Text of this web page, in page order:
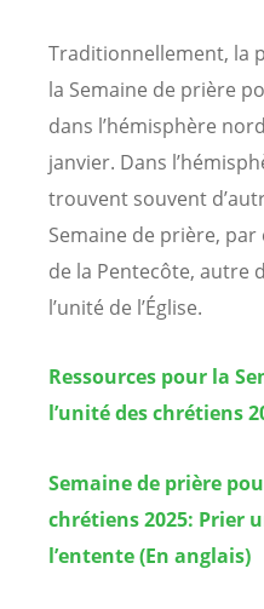
Traditionnellement, la
la Semaine de prière
dans l’hémisphère
janvier. Dans
trouvent souvent
Semaine de prière,
de la Pentecôte, autre
l’unité de l’Église.
Ressources pour la
l’unité des chrétiens
Semaine de prière
chrétiens 2025: Prier
l’entente (En anglais)